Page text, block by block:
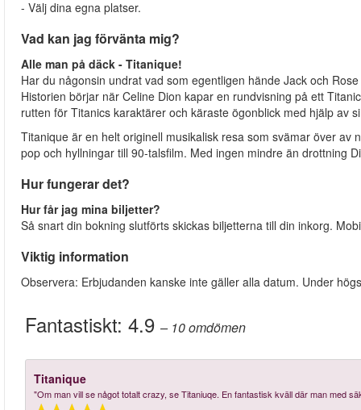
- Välj dina egna platser.
Vad kan jag förvänta mig?
Alle man på däck - Titanique!
Har du någonsin undrat vad som egentligen hände Jack och
Historien börjar när Celine Dion kapar en rundvisning på ett
rutten för Titanics karaktärer och käraste ögonblick med hjälp av
Titanique är en helt originell musikalisk resa som svämar över
pop och hyllningar till 90-talsfilm. Med ingen mindre än drottning
Hur fungerar det?
Hur får jag mina biljetter?
Så snart din bokning slutförts skickas biljetterna till din inkorg.
Viktig information
Observera: Erbjudanden kanske inte gäller alla datum. Under
Fantastiskt: 4.9 – 10omdömen
Titanique
"Om man vill se något totalt crazy, se Titaniuqe. En fantastisk kväll där man med